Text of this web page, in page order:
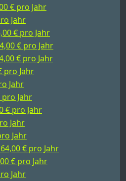
€ pro Jahr
Jahr
€ pro Jahr
€ pro Jahr
€ pro Jahr
pro Jahr
Jahr
Jahr
€ pro Jahr
Jahr
Jahr
€ pro Jahr
€ pro Jahr
Jahr